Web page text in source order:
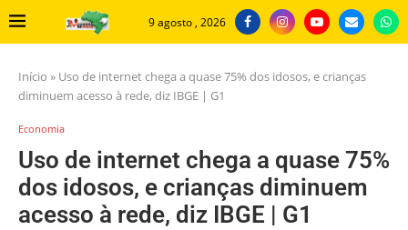
9 agosto , 2026
Início » Uso de internet chega a quase 75% dos idosos, e crianças
diminuem acesso à rede, diz IBGE | G1
Economia
Uso de internet chega a quase 75%
dos idosos, e crianças diminuem
acesso à rede, diz IBGE | G1